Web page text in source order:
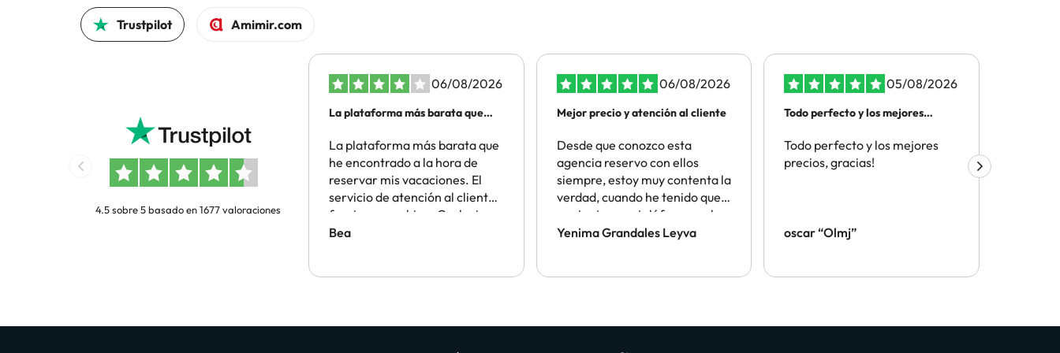
Trustpilot Amimir.com
4.5 sobre 5 basado en 1677 valoraciones
06/08/2026
La plataforma más barata que
La plataforma más barata que
he encontrado a la hora de
reservar mis vacaciones. El
servicio de atención al cliente
funciona muy bien. Cualquier
problema intentan
Bea
06/08/2026
Mejor precio y atención al cliente
Desde que conozco esta
agencia reservo con ellos
siempre, estoy muy contenta la
verdad, cuando he tenido que
contactar por teléfono que ha
sido en escasas ocasiones me
Yenima Grandales Leyva
05/08/2026
Todo perfecto y los mejores
Todo perfecto y los mejores
precios, gracias!
oscar “Olmj”